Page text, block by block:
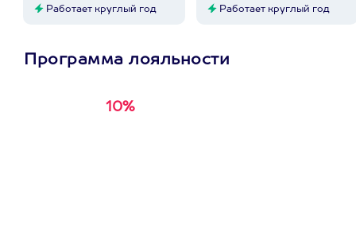
Работает круглый год Работает круглый год
Программа лояльности
10%